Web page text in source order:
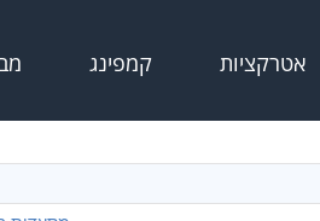
אטרקציות קמפינג